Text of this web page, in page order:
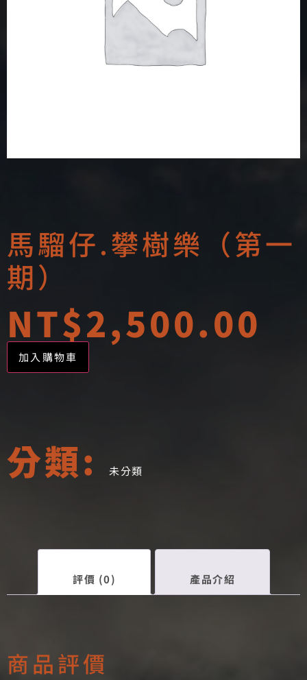
馬騮仔.攀樹樂（第一
期）
NT$2,500.00
加入購物車
分類:
未分類
評價 (0) 產品介紹
商品評價